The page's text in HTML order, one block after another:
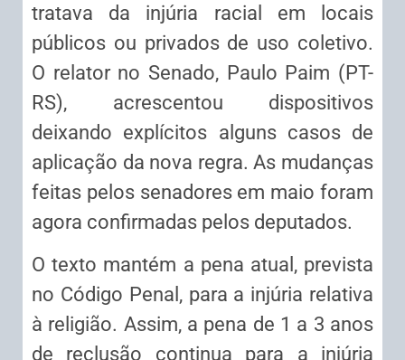
tratava da injúria racial em locais
públicos ou privados de uso coletivo.
O relator no Senado, Paulo Paim (PT-
RS), acrescentou dispositivos
deixando explícitos alguns casos de
aplicação da nova regra. As mudanças
feitas pelos senadores em maio foram
agora confirmadas pelos deputados.
O texto mantém a pena atual, prevista
no Código Penal, para a injúria relativa
à religião. Assim, a pena de 1 a 3 anos
de reclusão continua para a injúria